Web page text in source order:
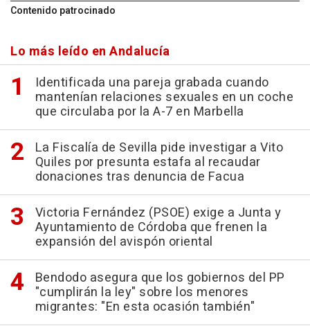
Contenido patrocinado
Lo más leído en Andalucía
Identificada una pareja grabada cuando
mantenían relaciones sexuales en un coche
que circulaba por la A-7 en Marbella
La Fiscalía de Sevilla pide investigar a Vito
Quiles por presunta estafa al recaudar
donaciones tras denuncia de Facua
Victoria Fernández (PSOE) exige a Junta y
Ayuntamiento de Córdoba que frenen la
expansión del avispón oriental
Bendodo asegura que los gobiernos del PP
"cumplirán la ley" sobre los menores
migrantes: "En esta ocasión también"